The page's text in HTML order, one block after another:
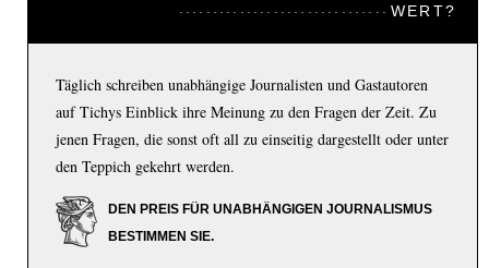
WERT?
Täglich schreiben unabhängige Journalisten und Gastautoren
auf Tichys Einblick ihre Meinung zu den Fragen der Zeit. Zu
jenen Fragen, die sonst oft all zu einseitig dargestellt oder unter
den Teppich gekehrt werden.
DEN PREIS FÜR UNABHÄNGIGEN JOURNALISMUS
BESTIMMEN SIE.